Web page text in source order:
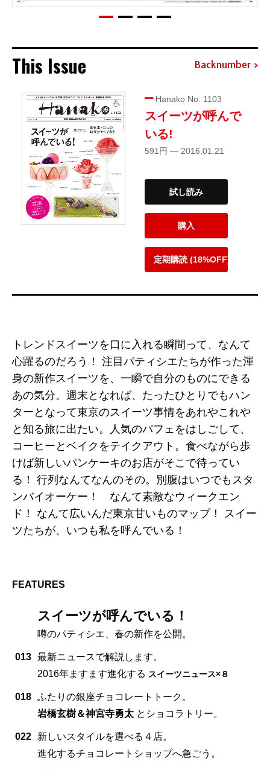
This Issue Backnumber
Hanako No. 1103
スイーツが呼んで
いる!
591円 — 2016.01.21
試し読み
購入
定期購読 (18%OFF)
トレンドスイーツを口に入れる瞬間って、なんて
心躍るのだろう！ 注目パティシエたちが作った渾
身の新作スイーツを、一瞬で自分のものにできる
あの気分。週末となれば、たったひとりでもハン
ターとなって東京のスイーツ事情をあれやこれや
と知る旅に出たい。人気のパフェをはしごして、
コーヒーとベイクをテイクアウト。食べながら歩
けば新しいパンケーキのお店がそこで待ってい
る！ 行列なんてなんのその。別腹はいつでもスタ
ンバイオーケー！ なんて素敵なウィークエン
ド！ なんて広いんだ東京甘いものマップ！ スイー
ツたちが、いつも私を呼んでいる！
FEATURES
スイーツが呼んでいる！
噂のパティシエ、春の新作を公開。
013 最新ニュースで解説します。
2016年ますます進化する スイーツニュース×８
018 ふたりの銀座チョコレートトーク。
岩橋玄樹＆神宮寺勇太 とショコラトリー。
022
新しいスタイルを選べる４店。
進化するチョコレートショップへ急ごう。